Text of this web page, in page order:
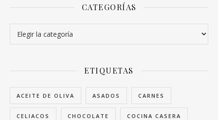
CATEGORÍAS
Categorías
ETIQUETAS
ACEITE DE OLIVA ASADOS CARNES
CELIACOS CHOCOLATE COCINA CASERA